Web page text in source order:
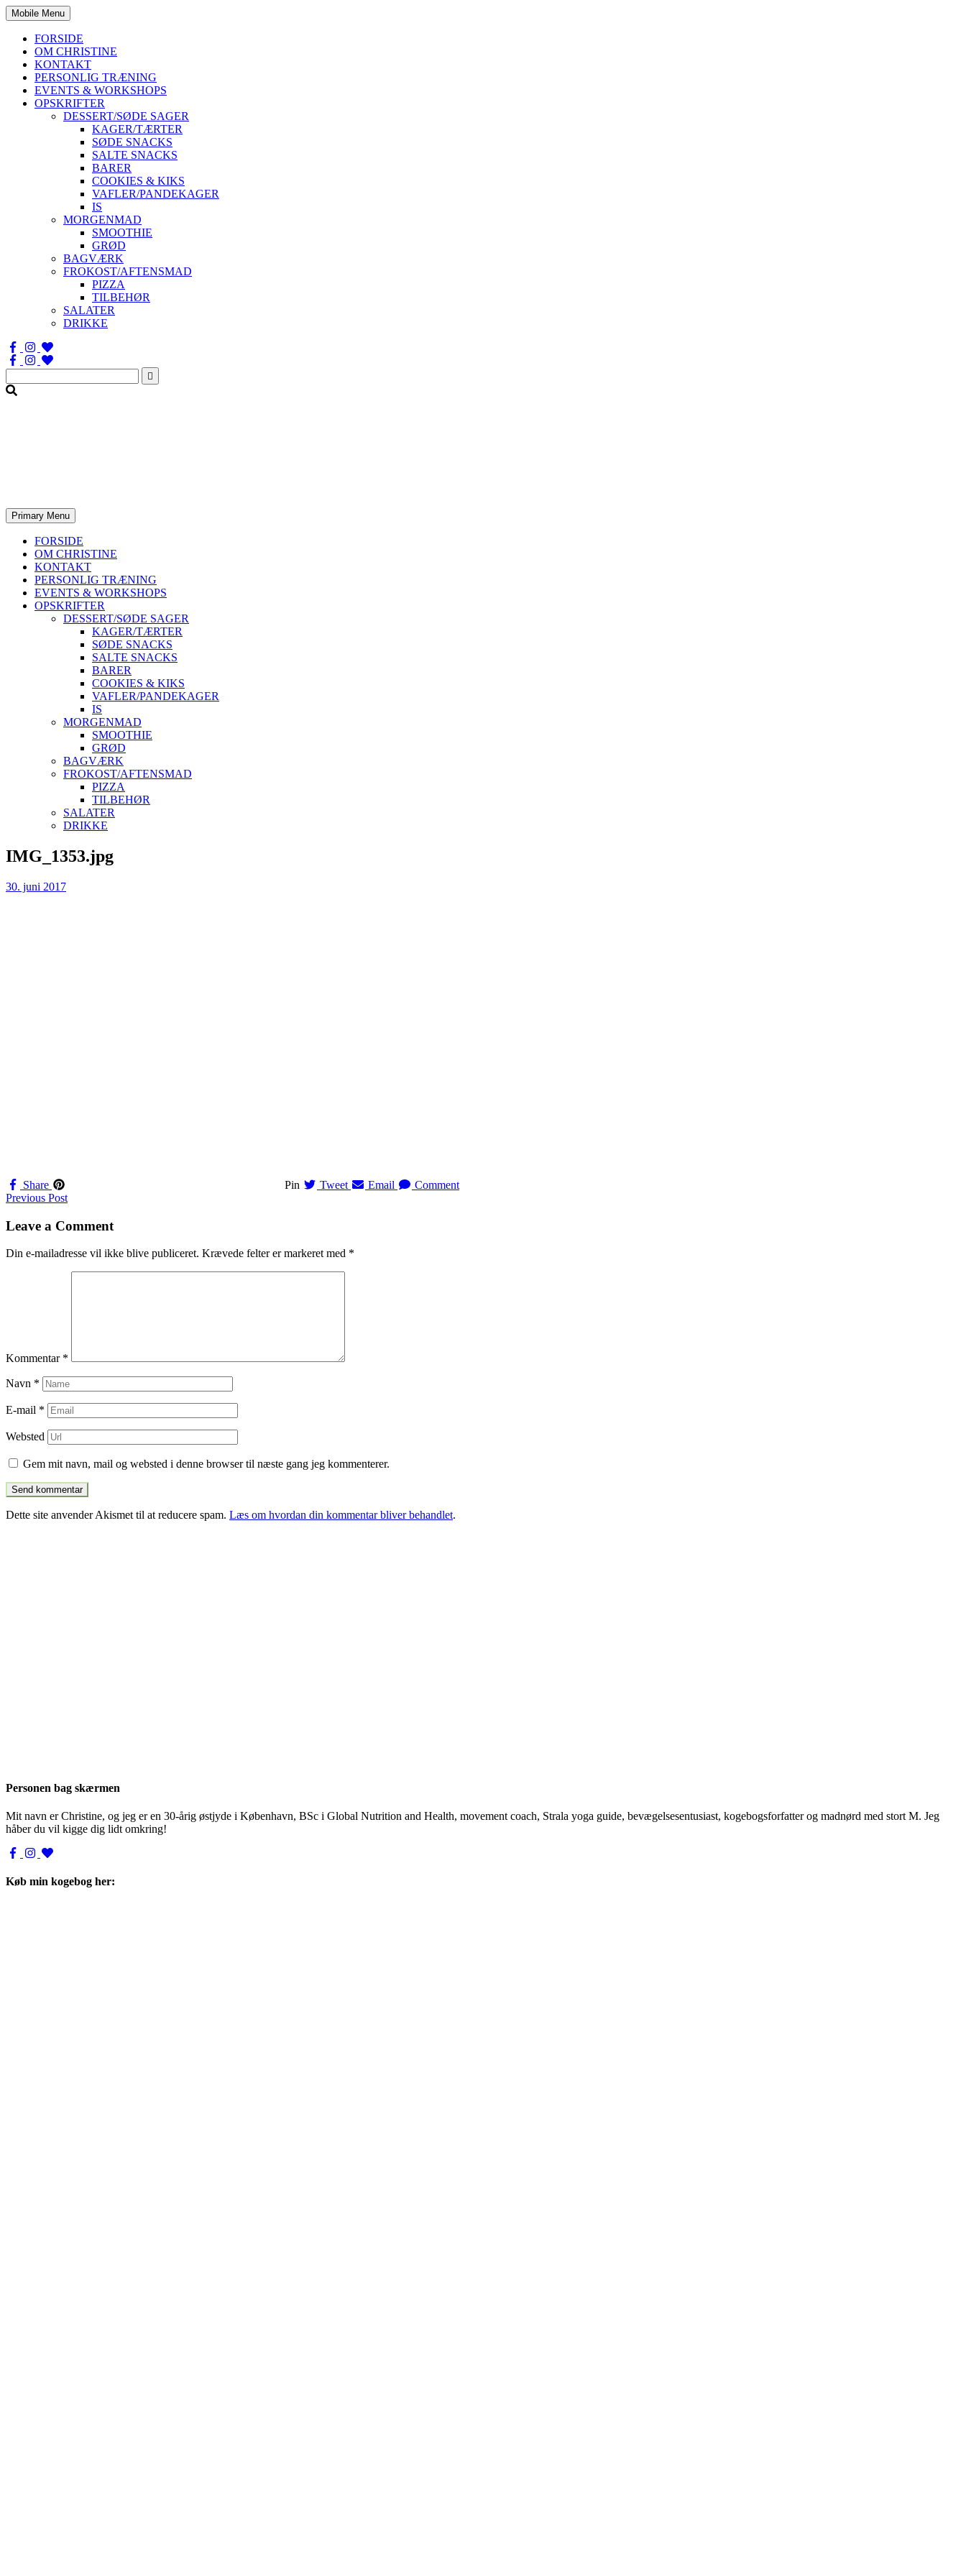
Mobile Menu
FORSIDE
OM CHRISTINE
KONTAKT
PERSONLIG TRÆNING
EVENTS & WORKSHOPS
OPSKRIFTER
DESSERT/SØDE SAGER
KAGER/TÆRTER
SØDE SNACKS
SALTE SNACKS
BARER
COOKIES & KIKS
VAFLER/PANDEKAGER
IS
MORGENMAD
SMOOTHIE
GRØD
BAGVÆRK
FROKOST/AFTENSMAD
PIZZA
TILBEHØR
SALATER
DRIKKE
Søg
efter:
Primary Menu
FORSIDE
OM CHRISTINE
KONTAKT
PERSONLIG TRÆNING
EVENTS & WORKSHOPS
OPSKRIFTER
DESSERT/SØDE SAGER
KAGER/TÆRTER
SØDE SNACKS
SALTE SNACKS
BARER
COOKIES & KIKS
VAFLER/PANDEKAGER
IS
MORGENMAD
SMOOTHIE
GRØD
BAGVÆRK
FROKOST/AFTENSMAD
PIZZA
TILBEHØR
SALATER
DRIKKE
Skip
to
IMG_1353.jpg
30. juni 2017
Share Pin Tweet Email Comment
Navigation
til
Previous Post
Leave a Comment
Din e-mailadresse vil ikke blive publiceret. Krævede felter er markeret med *
Kommentar *
Navn *
E-mail *
Websted
Gem mit navn, mail og websted i denne browser til næste gang jeg kommenterer.
Dette site anvender Akismet til at reducere spam. Læs om hvordan din kommentar bliver behandlet.
Personen bag skærmen
Mit navn er Christine, og jeg er en 30-årig østjyde i København, BSc i Global Nutrition and Health, movement coach, Strala yoga guide, bevægelsesentusiast, kogebogsforfatter og madnørd med stort M. Jeg
håber du vil kigge dig lidt omkring!
Køb min kogebog her: